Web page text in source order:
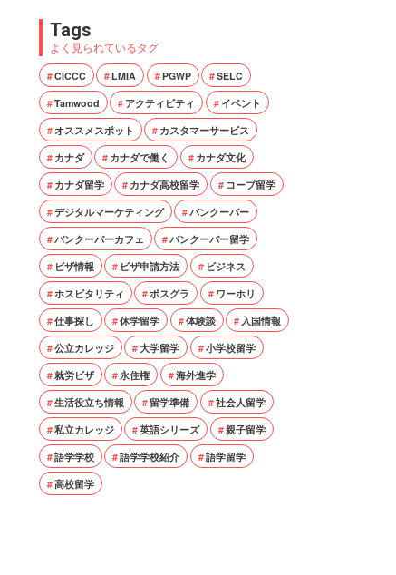
Tags
よく見られているタグ
CICCC LMIA PGWP
SELC
Tamwood
アクティビティ
イベント
オススメスポット
カスタマーサービス
カナダ
カナダで働く
カナダ文化
カナダ留学
カナダ高校留学
コープ留学
デジタルマーケティング
バンクーバー
バンクーバーカフェ
バンクーバー留学
ビザ情報
ビザ申請方法
ビジネス
ホスピタリティ
ポスグラ
ワーホリ
仕事探し
休学留学 体験談
入国情報
公立カレッジ
大学留学
小学校留学
就労ビザ
永住権
海外進学
生活役立ち情報
留学準備
社会人留学
私立カレッジ
英語シリーズ
親子留学
語学学校
語学学校紹介
語学留学
高校留学